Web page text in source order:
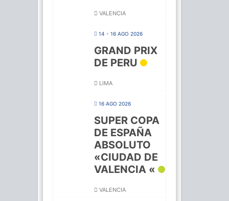
VALENCIA
14 - 16 AGO 2026
GRAND PRIX
DE PERU
LIMA
16 AGO 2026
SUPER COPA
DE ESPAÑA
ABSOLUTO
«CIUDAD DE
VALENCIA «
VALENCIA